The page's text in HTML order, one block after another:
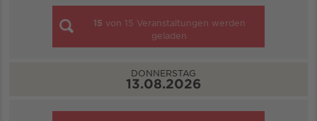
15 von 15 Veranstaltungen werden
geladen
DONNERSTAG
13.08.2026